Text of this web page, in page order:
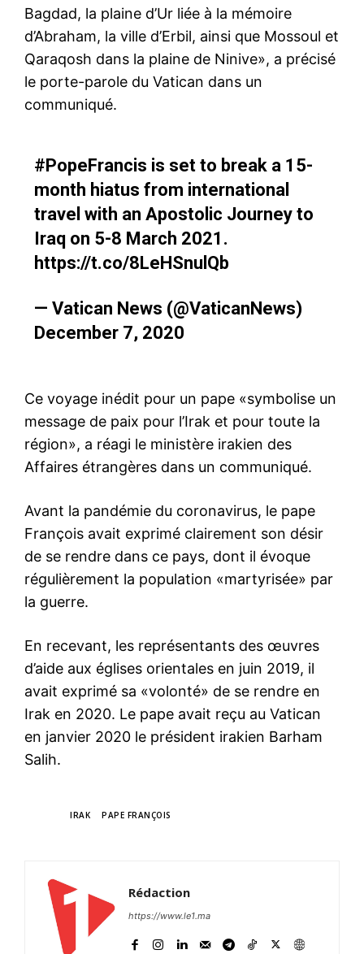
Bagdad, la plaine d’Ur liée à la mémoire
d’Abraham, la ville d’Erbil, ainsi que Mossoul et
Qaraqosh dans la plaine de Ninive», a précisé
le porte-parole du Vatican dans un
communiqué.
#PopeFrancis is set to break a 15-
month hiatus from international
travel with an Apostolic Journey to
Iraq on 5-8 March 2021.
https://t.co/8LeHSnulQb
— Vatican News (@VaticanNews)
December 7, 2020
Ce voyage inédit pour un pape «symbolise un
message de paix pour l’Irak et pour toute la
région», a réagi le ministère irakien des
Affaires étrangères dans un communiqué.
Avant la pandémie du coronavirus, le pape
François avait exprimé clairement son désir
de se rendre dans ce pays, dont il évoque
régulièrement la population «martyrisée» par
la guerre.
En recevant, les représentants des œuvres
d’aide aux églises orientales en juin 2019, il
avait exprimé sa «volonté» de se rendre en
Irak en 2020. Le pape avait reçu au Vatican
en janvier 2020 le président irakien Barham
Salih.
IRAK PAPE FRANÇOIS
Rédaction
https://www.le1.ma